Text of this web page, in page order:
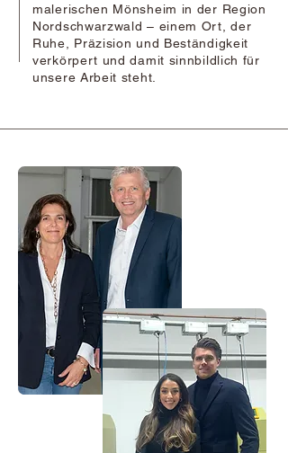
malerischen Mönsheim in der Region
Nordschwarzwald – einem Ort, der
Ruhe, Präzision und Beständigkeit
verkörpert und damit sinnbildlich für
unsere Arbeit steht.